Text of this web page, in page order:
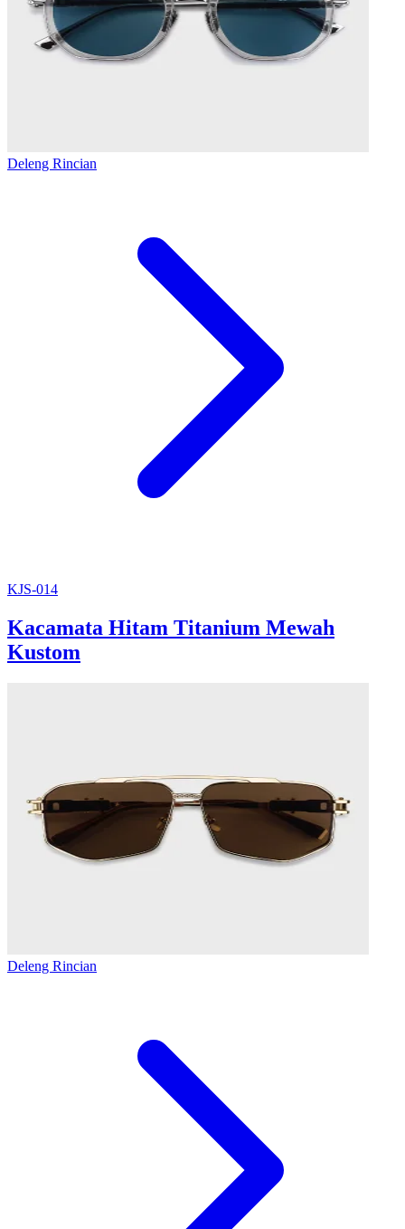
Deleng Rincian
KJS-014
Kacamata Hitam Titanium Mewah
Kustom
Deleng Rincian